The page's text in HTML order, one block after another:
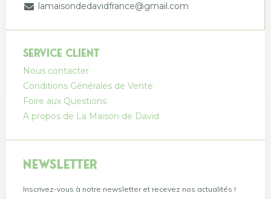
lamaisondedavidfrance@gmail.com
Service client
Nous contacter
Conditions Générales de Vente
Foire aux Questions
A propos de La Maison de David
Newsletter
Inscrivez-vous à notre newsletter et recevez nos actualités !